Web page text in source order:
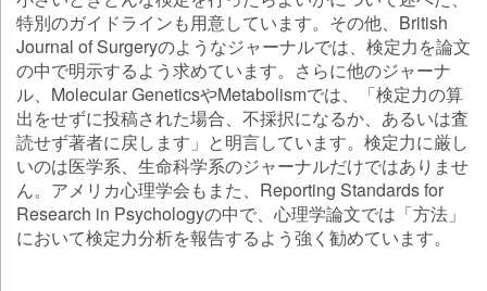
特別のガイドラインも用意しています。その他、British
Journal of Surgeryのようなジャーナルでは、検定力を論文
の中で明示するよう求めています。さらに他のジャーナ
ル、Molecular GeneticsやMetabolismでは、「検定力の算
出をせずに投稿された場合、不採択になるか、あるいは査
読せず著者に戻します」と明言しています。検定力に厳し
いのは医学系、生命科学系のジャーナルだけではありませ
ん。アメリカ心理学会もまた、Reporting Standards for
Research in Psychologyの中で、心理学論文では「方法」
において検定力分析を報告するよう強く勧めています。